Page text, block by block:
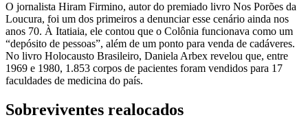
O jornalista Hiram Firmino, autor do premiado livro Nos Porões da
Loucura, foi um dos primeiros a denunciar esse cenário ainda nos
anos 70. À Itatiaia, ele contou que o Colônia funcionava como um
“depósito de pessoas”, além de um ponto para venda de cadáveres.
No livro Holocausto Brasileiro, Daniela Arbex revelou que, entre
1969 e 1980, 1.853 corpos de pacientes foram vendidos para 17
faculdades de medicina do país.
Sobreviventes realocados